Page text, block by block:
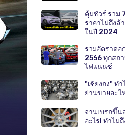
คุ้มชัวร์ รวม
ราคาไม่ถึงล้
ในปี 2024
รวมอัตราดอ
2566 ทุกสถ
ไฟแนนซ์
"เซียงกง" ท
ย่านขายอะไ
จานเบรกขึ้น
อะไร! ทำไม